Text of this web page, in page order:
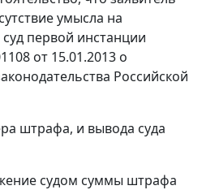
умысла на
первой инстанции
от 15.01.2013 о
Российской
штрафа, и вывода суда
судом суммы штрафа